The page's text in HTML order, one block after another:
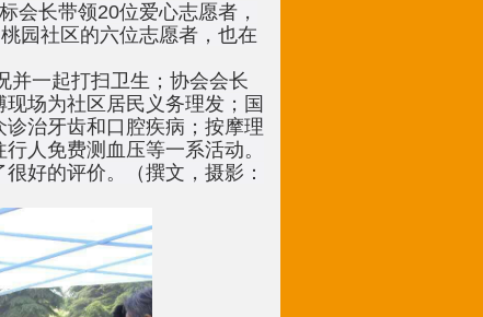
长带领20位爱心志愿者，
园社区的六位志愿者，也在
一起打扫卫生；协会会长
场为社区居民义务理发；国
治牙齿和口腔疾病；按摩理
人免费测血压等一系活动。
好的评价。（撰文，摄影：